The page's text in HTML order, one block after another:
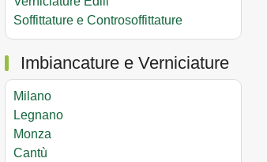
Soffittature e Controsoffittature
Imbiancature e Verniciature
Milano
Legnano
Monza
Cantù